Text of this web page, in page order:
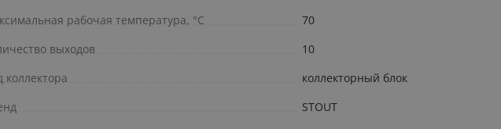
рабочая температура, °С
70
выходов
10
коллектора
коллекторный блок
STOUT